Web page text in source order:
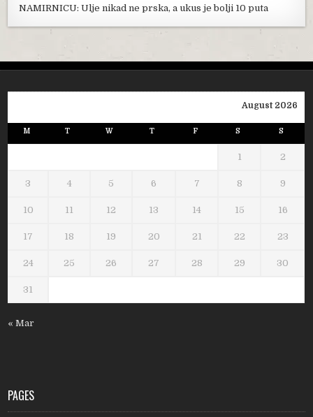
NAMIRNICU: Ulje nikad ne prska, a ukus je bolji 10 puta
August 2026
M T W T F S S
1 2
3 4 5 6 7 8 9
10 11 12 13 14 15 16
17 18 19 20 21 22 23
24 25 26 27 28 29 30
31
« Mar
PAGES